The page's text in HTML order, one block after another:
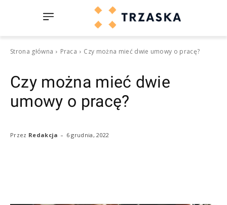
Strona główna Praca Czy można mieć dwie umowy o pracę?
Czy można mieć dwie
umowy o pracę?
Przez Redakcja - 6 grudnia, 2022